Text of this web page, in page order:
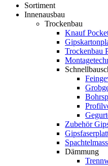
Sortiment
Innenausbau
Trockenbau
Knauf
Trockenbau
Zubehör
Dämmung